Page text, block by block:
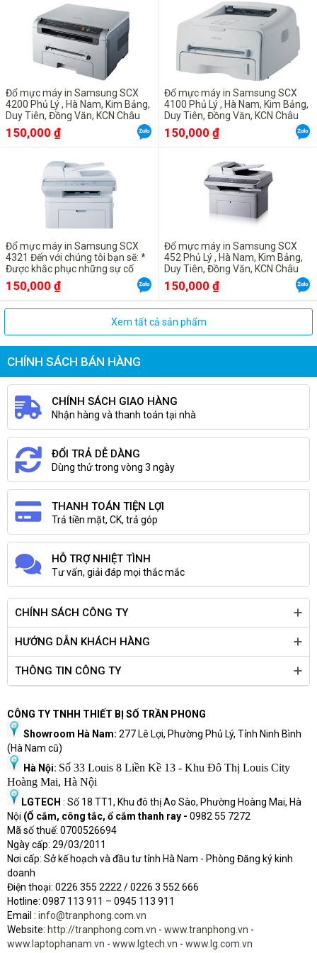
Đổ mực máy in Samsung SCX
4200 Phủ Lý , Hà Nam, Kim Bảng,
Duy Tiên, Đồng Văn, KCN Châu
Sơn, Bình Lục , Lý Nhân
150,000 ₫
Đổ mực máy in Samsung SCX
4100 Phủ Lý , Hà Nam, Kim Bảng,
Duy Tiên, Đồng Văn, KCN Châu
Sơn, Bình Lục , Lý Nhân
150,000 ₫
Đổ mực máy in Samsung SCX
4321 Đến với chúng tôi bạn sẽ: *
Được khắc phục những sự cố
một cách nhanh nhất. * Được tư
vấn hỗ trợ miễn phí 24/24 qua số
150,000 ₫
Đổ mực máy in Samsung SCX
452 Phủ Lý , Hà Nam, Kim Bảng,
Duy Tiên, Đồng Văn, KCN Châu
Sơn, Bình Lục , Lý Nhân
150,000 ₫
Xem tất cả sản phẩm
CHÍNH SÁCH BÁN HÀNG
CHÍNH SÁCH GIAO HÀNG
Nhận hàng và thanh toán tại nhà
ĐỔI TRẢ DỄ DÀNG
Dùng thử trong vòng 3 ngày
THANH TOÁN TIỆN LỢI
Trả tiền mặt, CK, trả góp
HỖ TRỢ NHIỆT TÌNH
Tư vấn, giải đáp mọi thắc mắc
CHÍNH SÁCH CÔNG TY
HƯỚNG DẪN KHÁCH HÀNG
THÔNG TIN CÔNG TY
CÔNG TY TNHH THIẾT BỊ SỐ TRẦN PHONG
Showroom Hà Nam: 277 Lê Lợi, Phường Phủ Lý, Tỉnh Ninh Bình
(Hà Nam cũ)
Hà Nội: Số 33 Louis 8 Liền Kề 13 - Khu Đô Thị Louis City
Hoàng Mai, Hà Nội
LGTECH : Số 18 TT1, Khu đô thị Ao Sào, Phường Hoàng Mai, Hà
Nội (Ổ cắm, công tắc, ổ cắm thanh ray - 0982 55 7272
Mã số thuế: 0700526694
Ngày cấp: 29/03/2011
Nơi cấp: Sở kế hoạch và đầu tư tỉnh Hà Nam - Phòng Đăng ký kinh
doanh
Điện thoại: 0226 355 2222 / 0226 3 552 666
Hotine: 0987 113 911 – 0945 113 911
Email : info@tranphong.com.vn
Website: http://tranphong.com.vn - www.tranphong.vn -
www.laptophanam.vn - www.lgtech.vn - www.lg.com.vn